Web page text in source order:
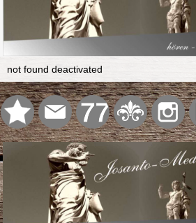
not found deactivated